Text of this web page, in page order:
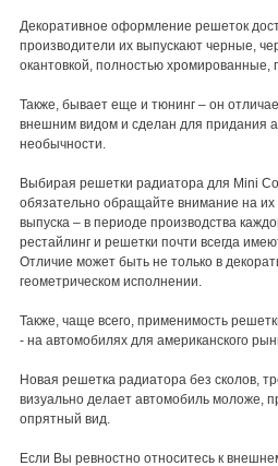
Декоративное оформление решеток
производители их выпускают черные,
окантовкой, полностью хромированные,
Также, бывает еще и тюнинг – он
внешним видом и сделан для придания
необычности.
Выбирая решетки радиатора для Mini
обязательно обращайте внимание на их
выпуска – в периоде производства
рестайлинг и решетки почти всегда
Отличие может быть не только в
геометрическом исполнении.
Также, чаще всего, применимость
- на автомобилях для американского
Новая решетка радиатора без сколов,
визуально делает автомобиль моложе,
опрятный вид.
Если Вы ревностно относитесь к